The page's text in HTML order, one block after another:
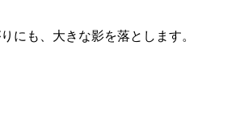
にも、大きな影を落とします。